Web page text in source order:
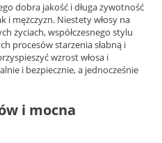
dobra jakość i długa żywotność
i mężczyzn. Niestety włosy na
życiach, współczesnego stylu
procesów starzenia słabną i
wzrost włosa i
i bezpiecznie, a jednocześnie
i mocna